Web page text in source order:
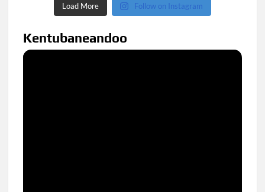
Load More Follow on Instagram
Kentubaneandoo